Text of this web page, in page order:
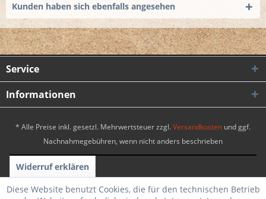
Kunden haben sich ebenfalls angesehen
Service
Informationen
* Alle Preise inkl. gesetzl. Mehrwertsteuer zzgl.Versandkosten und ggf.
Nachnahmegebühren, wenn nicht anders beschrieben
Widerruf erklären
Realisiert mit Shopware | Theme by WebSelect
Diese Website benutzt Cookies, die für den technischen Betrieb